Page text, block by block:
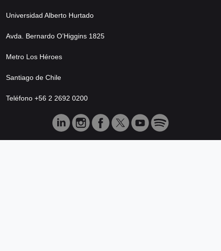
Universidad Alberto Hurtado
Avda. Bernardo O’Higgins 1825
Metro Los Héroes
Santiago de Chile
Teléfono +56 2 2692 0200